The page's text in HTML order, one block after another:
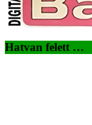
Hatvan felett …